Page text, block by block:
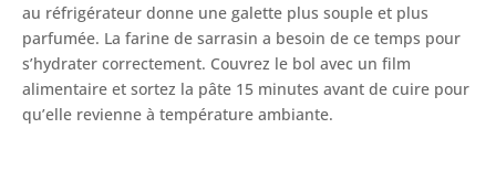
au réfrigérateur donne une galette plus souple et plus
parfumée. La farine de sarrasin a besoin de ce temps pour
s’hydrater correctement. Couvrez le bol avec un film
alimentaire et sortez la pâte 15 minutes avant de cuire pour
qu’elle revienne à température ambiante.